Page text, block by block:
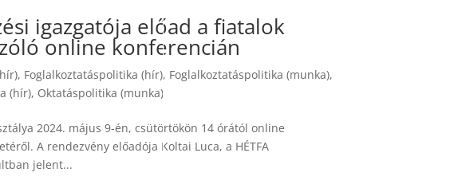
igazgatója előad a fiatalok
online konferencián
, Foglalkoztatáspolitika (hír), Foglalkoztatáspolitika (munka),
(hír), Oktatáspolitika (munka)
2024. május 9-én, csütörtökön 14 órától online
A rendezvény előadója Koltai Luca, a HÉTFA
jelent...